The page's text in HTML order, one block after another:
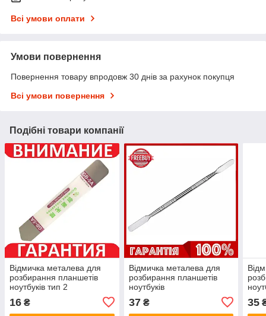
Всі умови оплати
Умови повернення
Повернення товару впродовж 30 днів за рахунок покупця
Всі умови повернення
Подібні товари компанії
Відмичка металева для
розбирання планшетів
ноутбуків тип 2
16 ₴
Відмичка металева для
розбирання планшетів
ноутбуків
37₴ 35